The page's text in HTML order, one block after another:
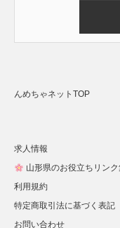
んめちゃネットTOP
求人情報
山形県のお役立ちリンク
利用規約
特定商取引法に基づく表記
お問い合わせ